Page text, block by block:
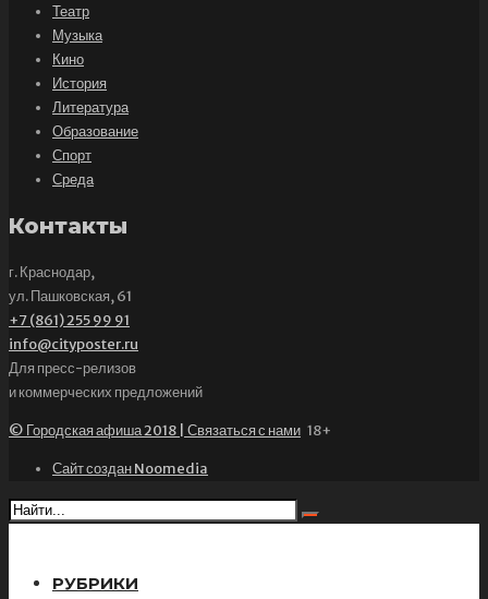
Театр
Музыка
Кино
История
Литература
Образование
Спорт
Среда
Контакты
г. Краснодар,
ул. Пашковская, 61
+7 (861) 255 99 91
info@cityposter.ru
Для пресс-релизов
и коммерческих предложений
© Городская афиша 2018 | Связаться с нами 18+
Сайт создан Noomedia
РУБРИКИ